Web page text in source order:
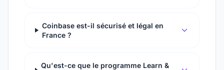
Coinbase est-il sécurisé et légal en
France ?
Qu'est-ce que le programme Learn &